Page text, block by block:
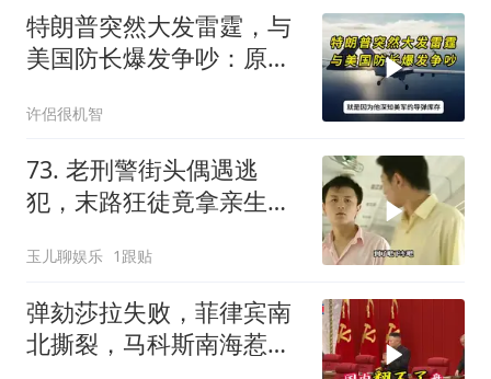
特朗普突然大发雷霆，与
美国防长爆发争吵：原来
许侶很机智
73. 老刑警街头偶遇逃
犯，末路狂徒竟拿亲生儿
玉儿聊娱乐 1跟贴
弹劾莎拉失败，菲律宾南
北撕裂，马科斯南海惹